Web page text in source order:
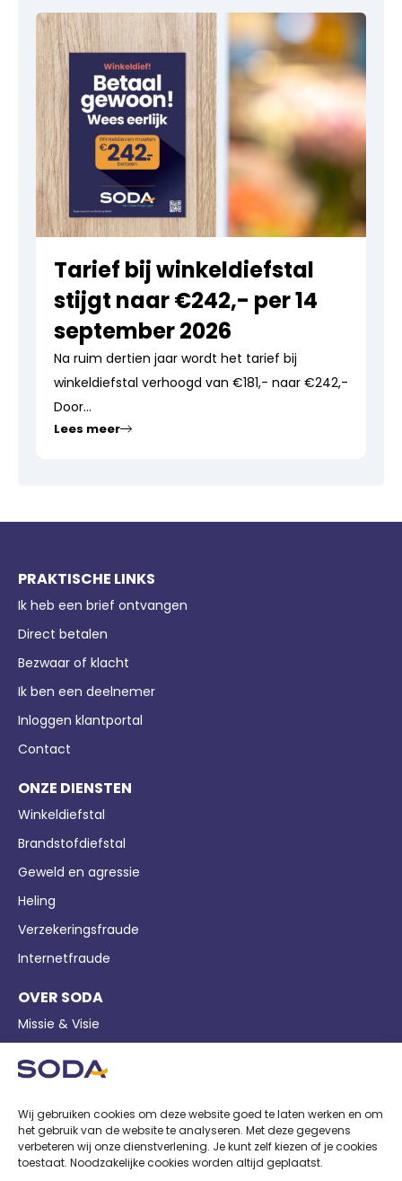
Wij gebruiken cookies om deze website goed te laten werken en om
het gebruik van de website te analyseren. Met deze gegevens
verbeteren wij onze dienstverlening. Je kunt zelf kiezen of je cookies
toestaat. Noodzakelijke cookies worden altijd geplaatst.
Tarief bij winkeldiefstal
stijgt naar €242,- per 14
september 2026
Na ruim dertien jaar wordt het tarief bij
winkeldiefstal verhoogd van €181,- naar €242,-
Door...
Lees meer
PRAKTISCHE LINKS
Ik heb een brief ontvangen
Direct betalen
Bezwaar of klacht
Ik ben een deelnemer
Inloggen klantportal
Contact
ONZE DIENSTEN
Winkeldiefstal
Brandstofdiefstal
Geweld en agressie
Heling
Verzekeringsfraude
Internetfraude
OVER SODA
Missie & Visie
Pers
Nieuws
Privacy
Cookiebeleid